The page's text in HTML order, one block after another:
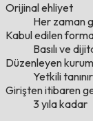
Orijinal ehliyet
Her zaman
Kabul edilen
Basılı ve
Düzenleyen
Yetkili
Girişten itibaren
3 yıla kadar